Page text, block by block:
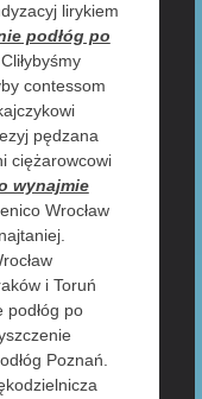
lirykiem
podłóg po
contessom
pędzana
ciężarowcowi
wynajmie
Wrocław
i Toruń
podłóg po
Poznań.